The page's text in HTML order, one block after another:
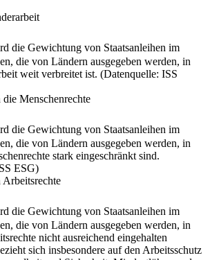
die Gewichtung von Staatsanleihen im
die von Ländern ausgegeben werden, in
weit verbreitet ist. (Datenquelle: ISS
die Menschenrechte
die Gewichtung von Staatsanleihen im
die von Ländern ausgegeben werden, in
stark eingeschränkt sind.
ESG)
Arbeitsrechte
die Gewichtung von Staatsanleihen im
die von Ländern ausgegeben werden, in
nicht ausreichend eingehalten
sich insbesondere auf den Arbeitsschutz